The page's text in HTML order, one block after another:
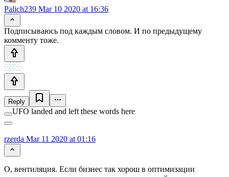
Palich239 Mar 10 2020 at 16:36
Подписываюсь под каждым словом. И по предыдущему
комменту тоже.
Reply
UFO landed and left these words here
rzerda Mar 11 2020 at 01:16
О, вентиляция. Если бизнес так хорош в оптимизации